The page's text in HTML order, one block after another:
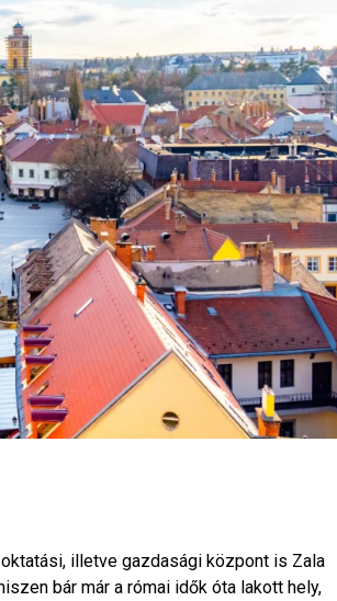
illetve gazdasági központ is Zala
bár már a római idők óta lakott hely,